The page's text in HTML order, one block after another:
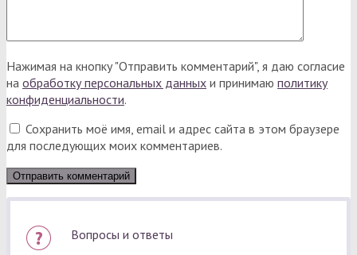
Нажимая на кнопку "Отправить комментарий", я даю согласие
на обработку персональных данных и принимаю политику
конфиденциальности.
Сохранить моё имя, email и адрес сайта в этом браузере
для последующих моих комментариев.
Вопросы и ответы